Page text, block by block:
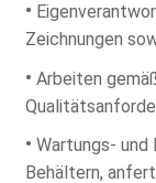
•
Zeichnungen
• Arbeiten
• Wartungs- und
Behältern,